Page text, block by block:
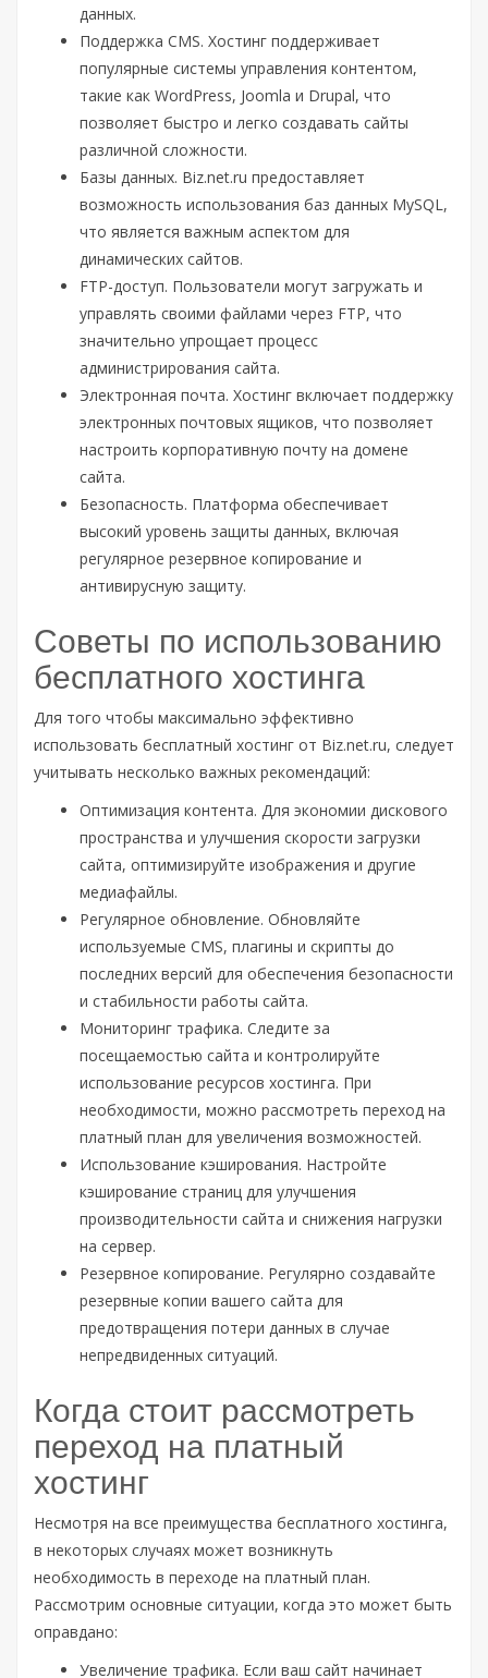
данных.
Поддержка CMS. Хостинг поддерживает
популярные системы управления контентом,
такие как WordPress, Joomla и Drupal, что
позволяет быстро и легко создавать сайты
различной сложности.
Базы данных. Biz.net.ru предоставляет
возможность использования баз данных MySQL,
что является важным аспектом для
динамических сайтов.
FTP-доступ. Пользователи могут загружать и
управлять своими файлами через FTP, что
значительно упрощает процесс
администрирования сайта.
Электронная почта. Хостинг включает поддержку
электронных почтовых ящиков, что позволяет
настроить корпоративную почту на домене
сайта.
Безопасность. Платформа обеспечивает
высокий уровень защиты данных, включая
регулярное резервное копирование и
антивирусную защиту.
Советы по использованию
бесплатного хостинга
Для того чтобы максимально эффективно
использовать бесплатный хостинг от Biz.net.ru, следует
учитывать несколько важных рекомендаций:
Оптимизация контента. Для экономии дискового
пространства и улучшения скорости загрузки
сайта, оптимизируйте изображения и другие
медиафайлы.
Регулярное обновление. Обновляйте
используемые CMS, плагины и скрипты до
последних версий для обеспечения безопасности
и стабильности работы сайта.
Мониторинг трафика. Следите за
посещаемостью сайта и контролируйте
использование ресурсов хостинга. При
необходимости, можно рассмотреть переход на
платный план для увеличения возможностей.
Использование кэширования. Настройте
кэширование страниц для улучшения
производительности сайта и снижения нагрузки
на сервер.
Резервное копирование. Регулярно создавайте
резервные копии вашего сайта для
предотвращения потери данных в случае
непредвиденных ситуаций.
Когда стоит рассмотреть
переход на платный
хостинг
Несмотря на все преимущества бесплатного хостинга,
в некоторых случаях может возникнуть
необходимость в переходе на платный план.
Рассмотрим основные ситуации, когда это может быть
оправдано:
Увеличение трафика. Если ваш сайт начинает